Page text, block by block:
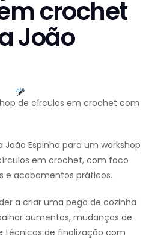
crochet
João
de círculos em crochet com
João Espinha para um workshop
em crochet, com foco
e acabamentos práticos.
a criar uma pega de cozinha
aumentos, mudanças de
técnicas de finalização com